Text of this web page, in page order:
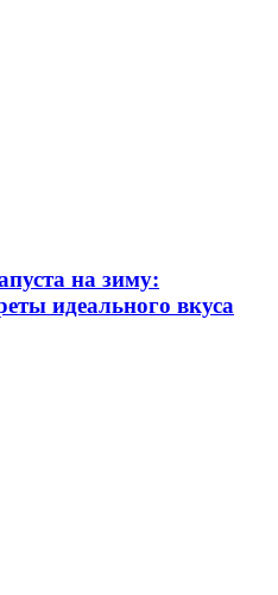
на зиму:
идеального вкуса